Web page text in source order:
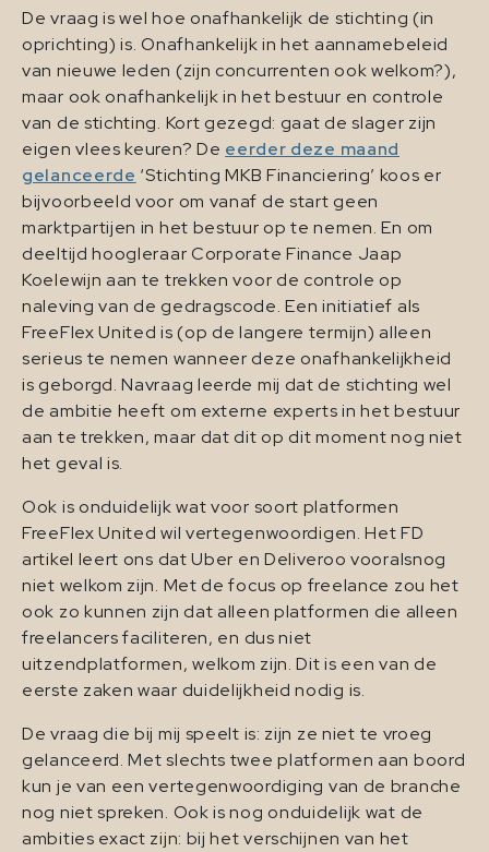
De vraag is wel hoe onafhankelijk de stichting (in
oprichting) is. Onafhankelijk in het aannamebeleid
van nieuwe leden (zijn concurrenten ook welkom?),
maar ook onafhankelijk in het bestuur en controle
van de stichting. Kort gezegd: gaat de slager zijn
eigen vlees keuren? De eerder deze maand
gelanceerde ‘Stichting MKB Financiering’ koos er
bijvoorbeeld voor om vanaf de start geen
marktpartijen in het bestuur op te nemen. En om
deeltijd hoogleraar Corporate Finance Jaap
Koelewijn aan te trekken voor de controle op
naleving van de gedragscode. Een initiatief als
FreeFlex United is (op de langere termijn) alleen
serieus te nemen wanneer deze onafhankelijkheid
is geborgd. Navraag leerde mij dat de stichting wel
de ambitie heeft om externe experts in het bestuur
aan te trekken, maar dat dit op dit moment nog niet
het geval is.
Ook is onduidelijk wat voor soort platformen
FreeFlex United wil vertegenwoordigen. Het FD
artikel leert ons dat Uber en Deliveroo vooralsnog
niet welkom zijn. Met de focus op freelance zou het
ook zo kunnen zijn dat alleen platformen die alleen
freelancers faciliteren, en dus niet
uitzendplatformen, welkom zijn. Dit is een van de
eerste zaken waar duidelijkheid nodig is.
De vraag die bij mij speelt is: zijn ze niet te vroeg
gelanceerd. Met slechts twee platformen aan boord
kun je van een vertegenwoordiging van de branche
nog niet spreken. Ook is nog onduidelijk wat de
ambities exact zijn: bij het verschijnen van het